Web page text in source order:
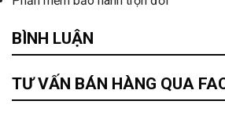
BÌNH LUẬN
TƯ VẤN BÁN HÀNG QUA